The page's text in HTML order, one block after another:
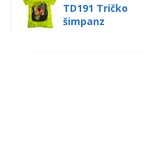
TD191 Tričko
šimpanz